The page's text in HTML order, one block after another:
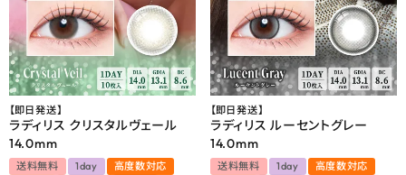
【即日発送】
ラディリス クリスタルヴェール
14.0mm
送料無料 1day
高度数対応
【即日発送】
ラディリス ルーセントグレー
14.0mm
送料無料 1day
高度数対応